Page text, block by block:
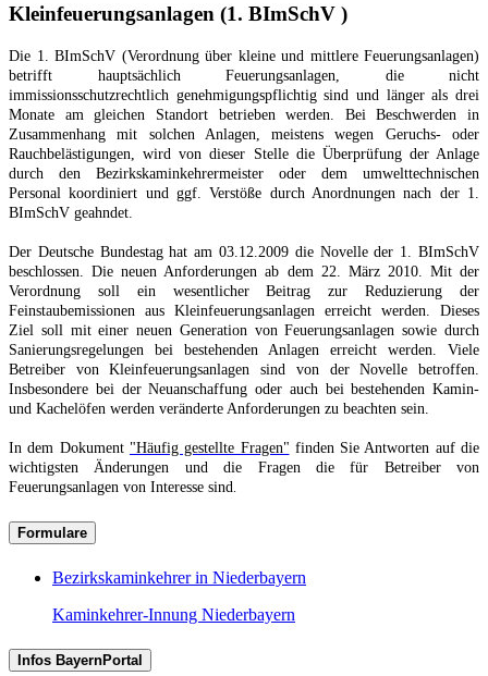
Kleinfeuerungsanlagen (1. BImSchV )
Die 1. BImSchV (Verordnung über kleine und mittlere Feuerungsanlagen)
betrifft hauptsächlich Feuerungsanlagen, die nicht
immissionsschutzrechtlich genehmigungspflichtig sind und länger als drei
Monate am gleichen Standort betrieben werden. Bei Beschwerden in
Zusammenhang mit solchen Anlagen, meistens wegen Geruchs- oder
Rauchbelästigungen, wird von dieser Stelle die Überprüfung der Anlage
durch den Bezirkskaminkehrermeister oder dem umwelttechnischen
Personal koordiniert und ggf. Verstöße durch Anordnungen nach der 1.
BImSchV geahndet.
Der Deutsche Bundestag hat am 03.12.2009 die Novelle der 1. BImSchV
beschlossen. Die neuen Anforderungen ab dem 22. März 2010. Mit der
Verordnung soll ein wesentlicher Beitrag zur Reduzierung der
Feinstaubemissionen aus Kleinfeuerungsanlagen erreicht werden. Dieses
Ziel soll mit einer neuen Generation von Feuerungsanlagen sowie durch
Sanierungsregelungen bei bestehenden Anlagen erreicht werden. Viele
Betreiber von Kleinfeuerungsanlagen sind von der Novelle betroffen.
Insbesondere bei der Neuanschaffung oder auch bei bestehenden Kamin-
und Kachelöfen werden veränderte Anforderungen zu beachten sein.
In dem Dokument "Häufig gestellte Fragen" finden Sie Antworten auf die
wichtigsten Änderungen und die Fragen die für Betreiber von
Feuerungsanlagen von Interesse sind.
Formulare
Bezirkskaminkehrer in Niederbayern
Kaminkehrer-Innung Niederbayern
Infos BayernPortal